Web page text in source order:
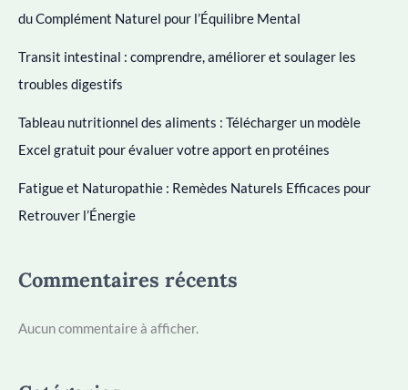
du Complément Naturel pour l’Équilibre Mental
Transit intestinal : comprendre, améliorer et soulager les
troubles digestifs
Tableau nutritionnel des aliments : Télécharger un modèle
Excel gratuit pour évaluer votre apport en protéines
Fatigue et Naturopathie : Remèdes Naturels Efficaces pour
Retrouver l’Énergie
Commentaires récents
Aucun commentaire à afficher.